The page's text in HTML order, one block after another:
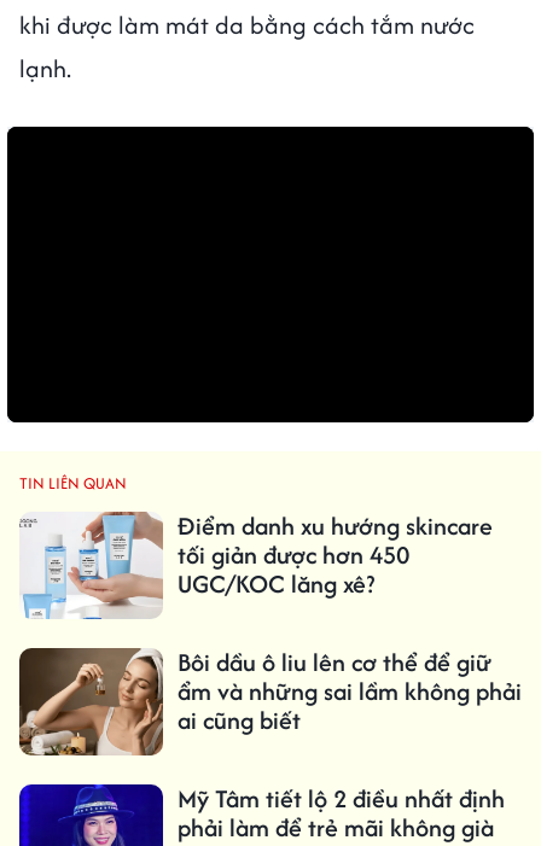
khi được làm mát da bằng cách tắm nước
lạnh.
TIN LIÊN QUAN
Điểm danh xu hướng skincare
tối giản được hơn 450
UGC/KOC lăng xê?
Bôi dầu ô liu lên cơ thể để giữ
ẩm và những sai lầm không phải
ai cũng biết
Mỹ Tâm tiết lộ 2 điều nhất định
phải làm để trẻ mãi không già